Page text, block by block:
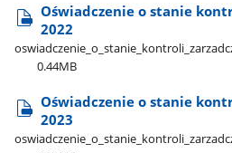
Oświadczenie o stanie
2022
0.44MB
Oświadczenie o stanie
2023